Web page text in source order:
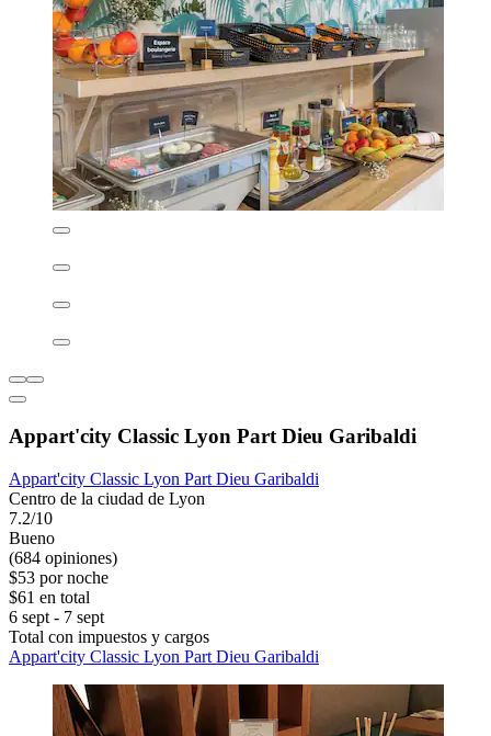
Appart'city Classic Lyon Part Dieu Garibaldi
Appart'city Classic Lyon Part Dieu Garibaldi
Centro de la ciudad de Lyon
7.2/10
Bueno
(684 opiniones)
$53 por noche
$61 en total
6 sept - 7 sept
Total con impuestos y cargos
Appart'city Classic Lyon Part Dieu Garibaldi